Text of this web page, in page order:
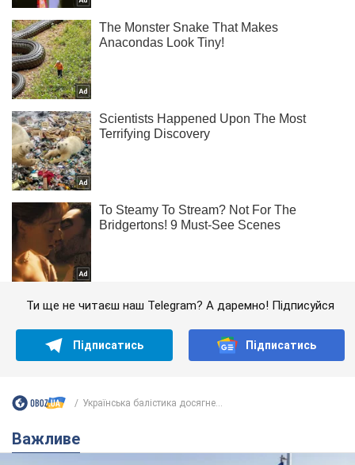
Ти ще не читаєш наш Telegram? А даремно! Підписуйся
Підписатись Підписатись
Українська балістика досягне...
Важливе